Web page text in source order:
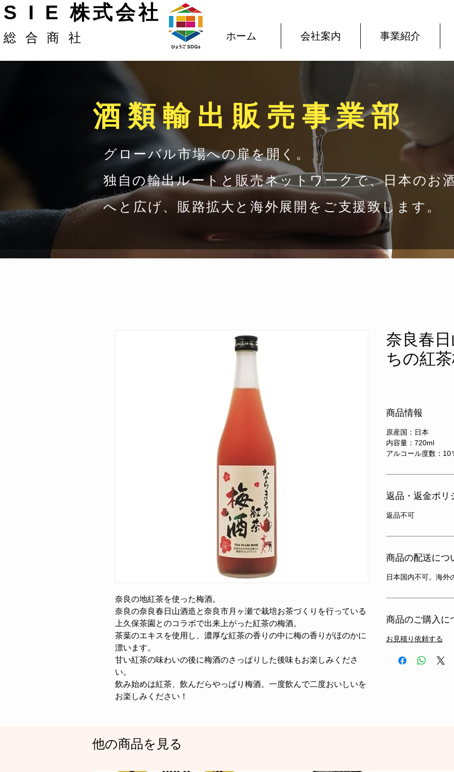
S I E 株式会社
総合商社 ホーム 会社案内 事業紹介
​酒類輸出販売事業部
グローバル市場への扉を開く。
独自の輸出ルートと販売ネットワークで、日本のお
へと広げ、販路拡大と海外展開をご支援致します。
奈良の地紅茶を使った梅酒。
奈良の奈良春日山酒造と奈良市月ヶ瀬で栽培お茶づくりを行っている
上久保茶園とのコラボで出来上がった紅茶の梅酒。
茶葉のエキスを使用し、濃厚な紅茶の香りの中に梅の香りがほのかに
漂います。
甘い紅茶の味わいの後に梅酒のさっぱりした後味もお楽しみくださ
い。
飲み始めは紅茶、飲んだらやっぱり梅酒。一度飲んで二度おいしいを
お楽しみください！
奈良春
ちの紅
商品情報
原産国：日本
内容量：720ml
アルコール度数：10
返品・返金ポリ
返品不可
商品の配送につ
日本国内不可。海外
商品のご購入に
お見積り依頼する
他の商品を見る